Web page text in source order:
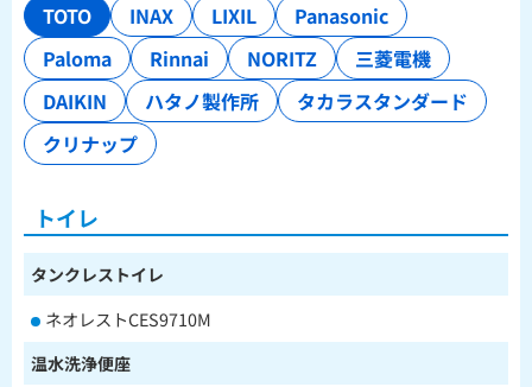
TOTO INAX LIXIL
Panasonic
Paloma
Rinnai NORITZ
三菱電機
DAIKIN
ハタノ製作所
タカラスタンダード
クリナップ
トイレ
タンクレストイレ
ネオレストCES9710M
温水洗浄便座